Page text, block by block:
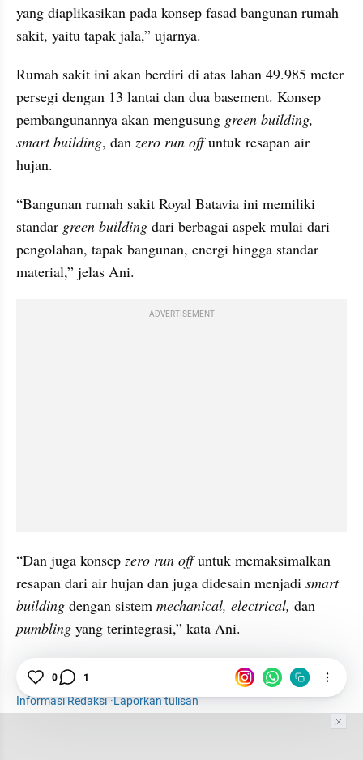
yang diaplikasikan pada konsep fasad bangunan rumah
sakit, yaitu tapak jala,” ujarnya.
Rumah sakit ini akan berdiri di atas lahan 49.985 meter
persegi dengan 13 lantai dan dua basement. Konsep
pembangunannya akan mengusung green building,
smart building, dan zero run off untuk resapan air
hujan.
“Bangunan rumah sakit Royal Batavia ini memiliki
standar green building dari berbagai aspek mulai dari
pengolahan, tapak bangunan, energi hingga standar
material,” jelas Ani.
ADVERTISEMENT
“Dan juga konsep zero run off untuk memaksimalkan
resapan dari air hujan dan juga didesain menjadi smart
building dengan sistem mechanical, electrical,
pumbling yang terintegrasi,” kata Ani.
Rumah Sakit Pemprov DKI
News
Informasi Redaksi·Laporkan tulisan
0 1